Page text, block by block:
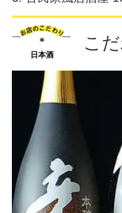
日本酒
こ